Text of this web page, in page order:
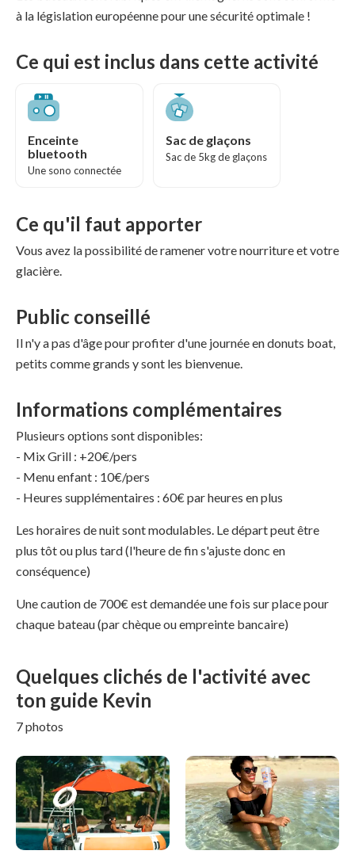
à la législation européenne pour une sécurité optimale !
Ce qui est inclus dans cette activité
Enceinte
bluetooth
Une sono connectée
Sac de glaçons
Sac de 5kg de glaçons
Ce qu'il faut apporter
Vous avez la possibilité de ramener votre nourriture et votre
glacière.
Public conseillé
Il n'y a pas d'âge pour profiter d'une journée en donuts boat,
petits comme grands y sont les bienvenue.
Informations complémentaires
Plusieurs options sont disponibles:
- Mix Grill : +20€/pers
- Menu enfant : 10€/pers
- Heures supplémentaires : 60€ par heures en plus
Les horaires de nuit sont modulables. Le départ peut être
plus tôt ou plus tard (l'heure de fin s'ajuste donc en
conséquence)
Une caution de 700€ est demandée une fois sur place pour
chaque bateau (par chèque ou empreinte bancaire)
Quelques clichés de l'activité avec
ton guide Kevin
7 photos